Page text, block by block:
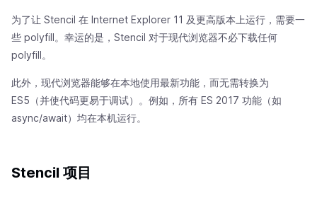
为了让 Stencil 在 Internet Explorer 11 及更高版本上运行，需要一
些 polyfill。幸运的是，Stencil 对于现代浏览器不必下载任何
polyfill。
此外，现代浏览器能够在本地使用最新功能，而无需转换为
ES5（并使代码更易于调试）。例如，所有 ES 2017 功能（如
async/await）均在本机运行。
Stencil 项目